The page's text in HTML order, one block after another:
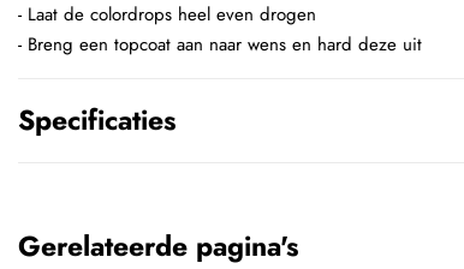
- Laat de colordrops heel even drogen
- Breng een topcoat aan naar wens en hard deze uit
Specificaties
Gerelateerde pagina's